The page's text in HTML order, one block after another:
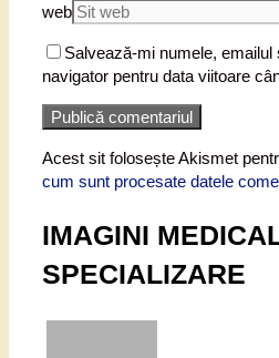
web
Salvează-mi numele,
navigator pentru data viitoare
Acest sit folosește Akismet
cum sunt procesate datele
IMAGINI
SPECIALIZARE